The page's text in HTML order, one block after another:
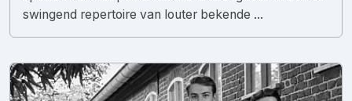
swingend repertoire van louter bekende ...